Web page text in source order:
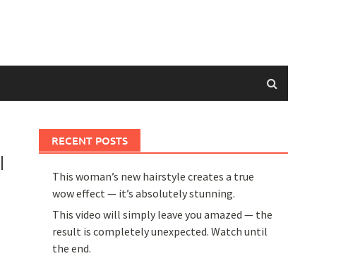
RECENT POSTS
This woman’s new hairstyle creates a true
wow effect — it’s absolutely stunning.
This video will simply leave you amazed — the
result is completely unexpected. Watch until
the end.